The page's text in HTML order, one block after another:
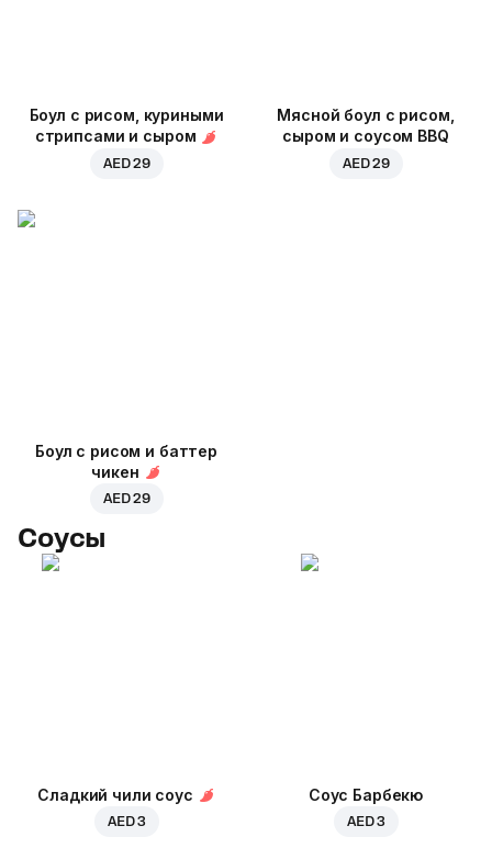
Боул с рисом, куриными
стрипсами и сыром
AED 29
Мясной боул с рисом,
сыром и соусом BBQ
AED 29
Боул с рисом и баттер
чикен
AED 29
Соусы
Сладкий чили соус
AED 3
Соус Барбекю
AED 3